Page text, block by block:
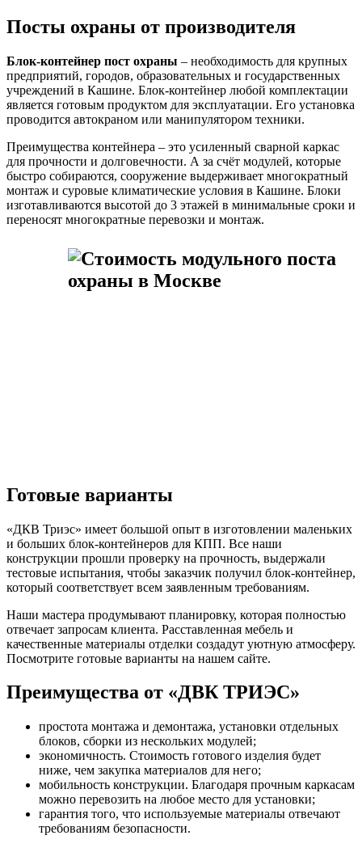
Посты охраны от производителя
Блок-контейнер пост охраны – необходимость для крупных
предприятий, городов, образовательных и государственных
учреждений в Кашине. Блок-контейнер любой комплектации
является готовым продуктом для эксплуатации. Его установка
проводится автокраном или манипулятором техники.
Преимущества контейнера – это усиленный сварной каркас
для прочности и долговечности. А за счёт модулей, которые
быстро собираются, сооружение выдерживает многократный
монтаж и суровые климатические условия в Кашине. Блоки
изготавливаются высотой до 3 этажей в минимальные сроки и
переносят многократные перевозки и монтаж.
Готовые варианты
«ДКВ Триэс» имеет большой опыт в изготовлении маленьких
и больших блок-контейнеров для КПП. Все наши
конструкции прошли проверку на прочность, выдержали
тестовые испытания, чтобы заказчик получил блок-контейнер,
который соответствует всем заявленным требованиям.
Наши мастера продумывают планировку, которая полностью
отвечает запросам клиента. Расставленная мебель и
качественные материалы отделки создадут уютную атмосферу.
Посмотрите готовые варианты на нашем сайте.
Преимущества от «ДВК ТРИЭС»
простота монтажа и демонтажа, установки отдельных
блоков, сборки из нескольких модулей;
экономичность. Стоимость готового изделия будет
ниже, чем закупка материалов для него;
мобильность конструкции. Благодаря прочным каркасам
можно перевозить на любое место для установки;
гарантия того, что используемые материалы отвечают
требованиям безопасности.